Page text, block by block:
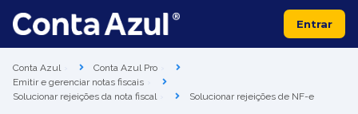
Entrar
Conta Azul
Conta Azul Pro
Emitir e gerenciar notas fiscais
Solucionar rejeições da nota fiscal
Solucionar rejeições de NF-e